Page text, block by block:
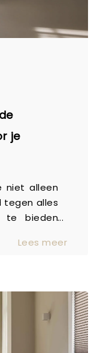
je
niet alleen
tegen alles
te bieden
gaan,
zou
Wij
op een rij!
Lees meer